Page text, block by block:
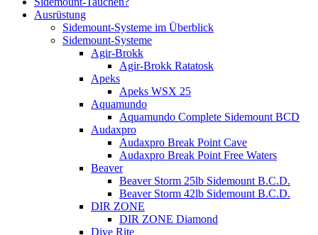
Ausrüstung
Sidemount-Systeme im Überblick
Sidemount-Systeme
Agir-Brokk
Agir-Brokk Ratatosk
Apeks
Apeks WSX 25
Aquamundo
Aquamundo Complete Sidemount BCD
Audaxpro
Audaxpro Break Point Cave
Audaxpro Break Point Free Waters
Beaver
Beaver Storm 25lb Sidemount B.C.D.
Beaver Storm 42lb Sidemount B.C.D.
DIR ZONE
DIR ZONE Diamond
Dive Rite